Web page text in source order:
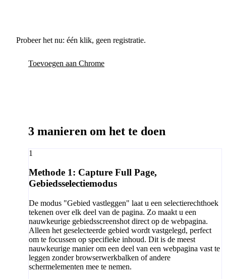
Probeer het nu: één klik, geen registratie.
Toevoegen aan Chrome
3 manieren om het te doen
1
Methode 1: Capture Full Page,
Gebiedsselectiemodus
De modus "Gebied vastleggen" laat u een selectierechthoek
tekenen over elk deel van de pagina. Zo maakt u een
nauwkeurige gebiedsscreenshot direct op de webpagina.
Alleen het geselecteerde gebied wordt vastgelegd, perfect
om te focussen op specifieke inhoud. Dit is de meest
nauwkeurige manier om een deel van een webpagina vast te
leggen zonder browserwerkbalken of andere
schermelementen mee te nemen.